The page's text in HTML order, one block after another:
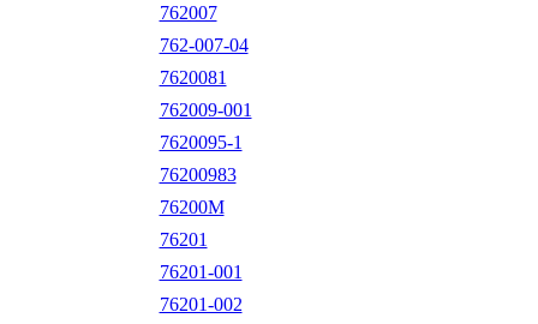
762007
762-007-04
7620081
762009-001
7620095-1
76200983
76200M
76201
76201-001
76201-002